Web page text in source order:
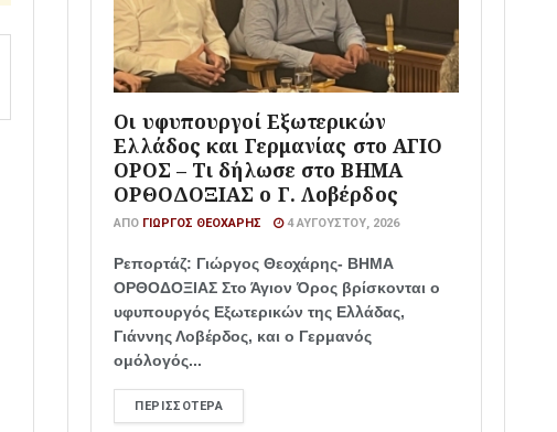
Οι υφυπουργοί Εξωτερικών
Ελλάδος και Γερμανίας στο ΑΓΙΟ
ΟΡΟΣ – Τι δήλωσε στο ΒΗΜΑ
ΟΡΘΟΔΟΞΙΑΣ ο Γ. Λοβέρδος
ΑΠΌ ΓΙΏΡΓΟΣ ΘΕΟΧΆΡΗΣ 4 ΑΥΓΟΎΣΤΟΥ, 2026
Ρεπορτάζ: Γιώργος Θεοχάρης- ΒΗΜΑ
ΟΡΘΟΔΟΞΙΑΣ Στο Άγιον Όρος βρίσκονται ο
υφυπουργός Εξωτερικών της Ελλάδας,
Γιάννης Λοβέρδος, και ο Γερμανός
ομόλογός...
ΠΕΡΙΣΣΌΤΕΡΑ